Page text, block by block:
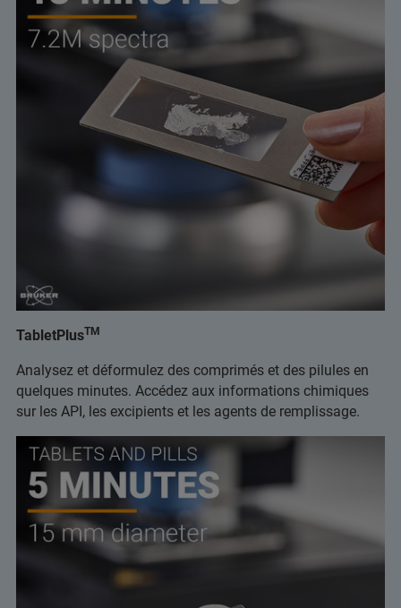
TabletPlusTM
Analysez et déformulez des comprimés et des pilules en
quelques minutes. Accédez aux informations chimiques
sur les API, les excipients et les agents de remplissage.